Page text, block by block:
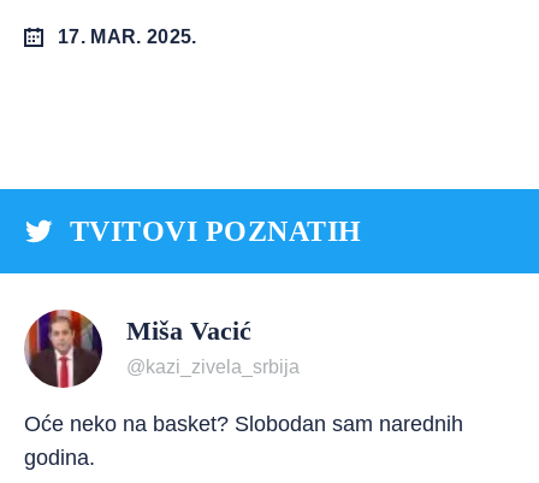
17. MAR. 2025.
TVITOVI POZNATIH
Miša Vacić
@kazi_zivela_srbija
Oće neko na basket? Slobodan sam narednih
godina.